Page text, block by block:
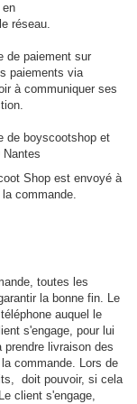
en
réseau.
de paiement sur
paiements via
à communiquer ses
de boyscootshop et
Shop est envoyé à
commande.
toutes les
la bonne fin. Le
auquel le
s'engage, pour lui
livraison des
commande. Lors de
doit pouvoir, si cela
client s'engage,